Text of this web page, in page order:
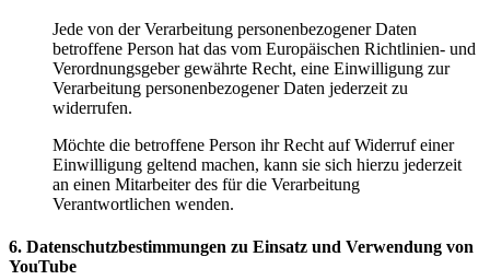
Jede von der Verarbeitung personenbezogener Daten
betroffene Person hat das vom Europäischen Richtlinien- und
Verordnungsgeber gewährte Recht, eine Einwilligung zur
Verarbeitung personenbezogener Daten jederzeit zu
widerrufen.
Möchte die betroffene Person ihr Recht auf Widerruf einer
Einwilligung geltend machen, kann sie sich hierzu jederzeit
an einen Mitarbeiter des für die Verarbeitung
Verantwortlichen wenden.
6. Datenschutzbestimmungen zu Einsatz und Verwendung von
YouTube